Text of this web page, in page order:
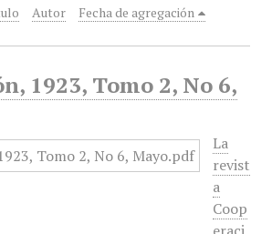
Autor Fecha de agregación
1923, Tomo 2, No 6,
La
revist
a
Coop